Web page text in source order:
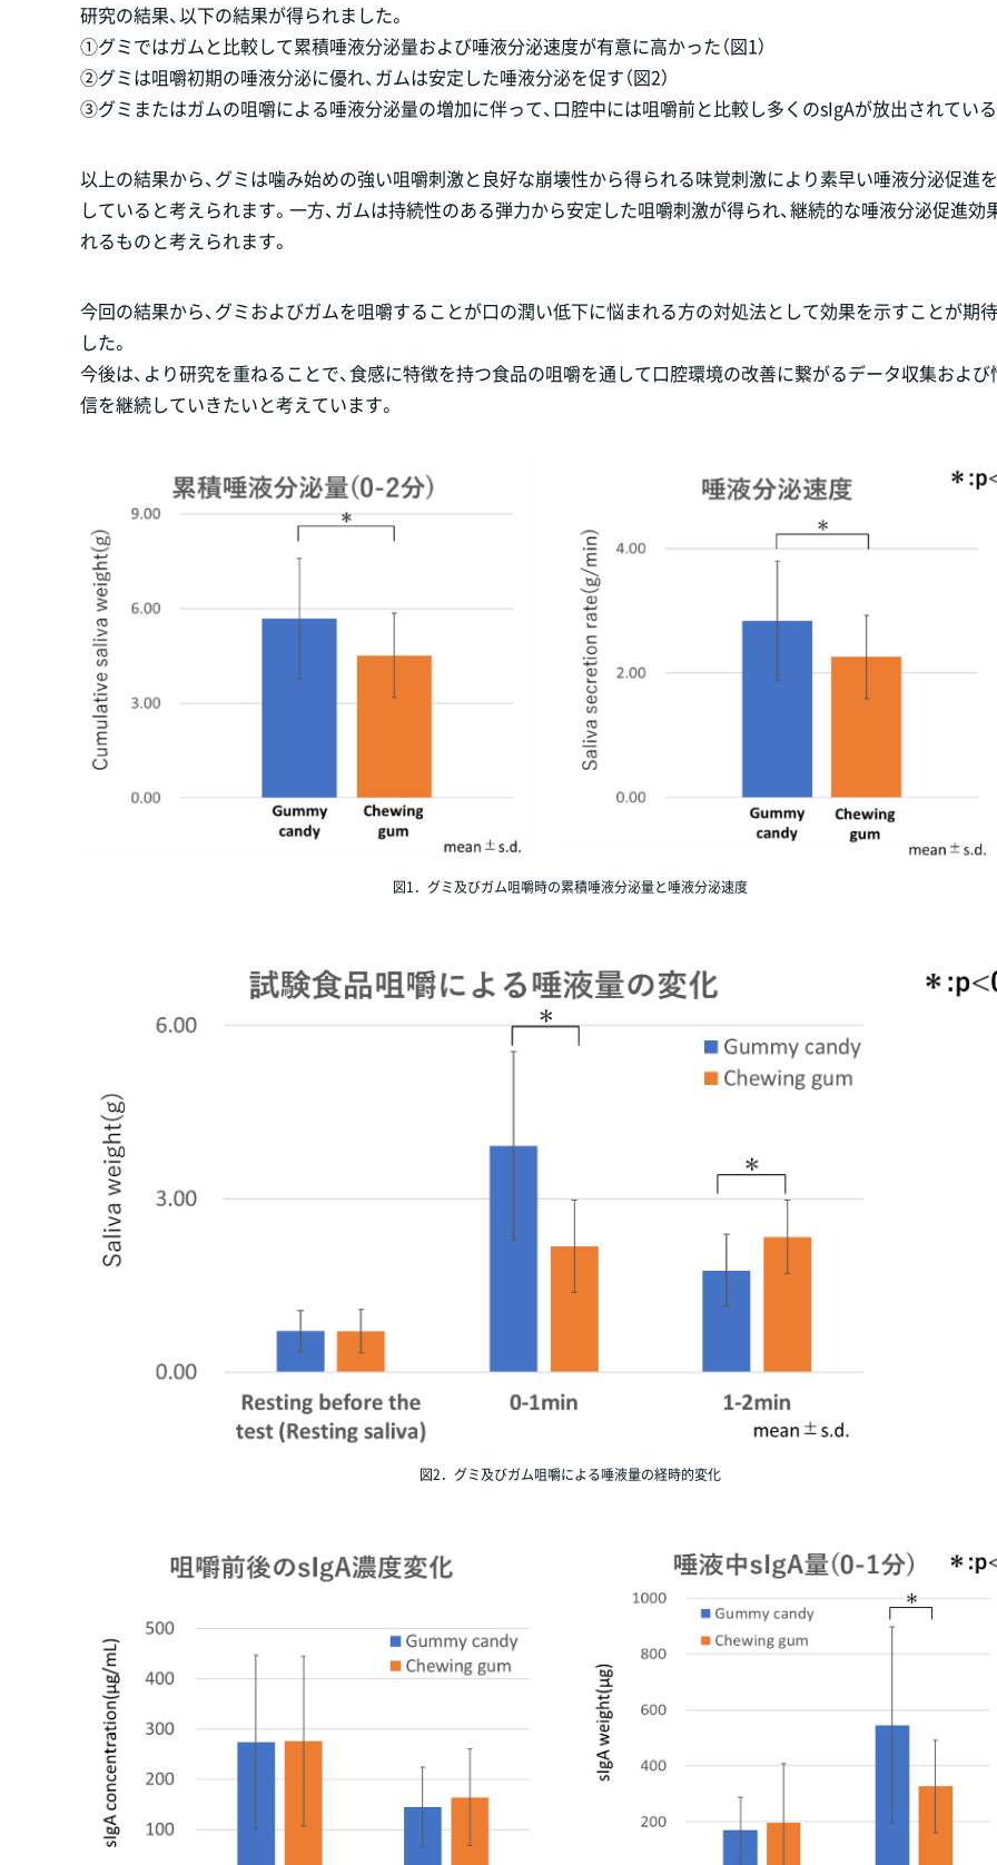
研究の結果、以下の結果が得られました。
①グミではガムと比較して累積唾液分泌量および唾液分泌速度が有意に高かった（図1）
②グミは咀嚼初期の唾液分泌に優れ、ガムは安定した唾液分泌を促す（図2）
③グミまたはガムの咀嚼による唾液分泌量の増加に伴って、口腔中には咀嚼前と比較し多くのsIgAが放出されている
以上の結果から、グミは噛み始めの強い咀嚼刺激と良好な崩壊性から得られる味覚刺激により素早い唾液分泌促進
していると考えられます。一方、ガムは持続性のある弾力から安定した咀嚼刺激が得られ、継続的な唾液分泌促進効
れるものと考えられます。
今回の結果から、グミおよびガムを咀嚼することが口の潤い低下に悩まれる方の対処法として効果を示すことが期
した。
今後は、より研究を重ねることで、食感に特徴を持つ食品の咀嚼を通して口腔環境の改善に繋がるデータ収集および
信を継続していきたいと考えています。
図1．グミ及びガム咀嚼時の累積唾液分泌量と唾液分泌速度
図2．グミ及びガム咀嚼による唾液量の経時的変化